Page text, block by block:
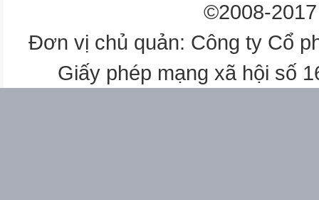
11’
©2008-
Đơn vị chủ quản: Công ty Cổ
Giấy phép mạng xã hội số